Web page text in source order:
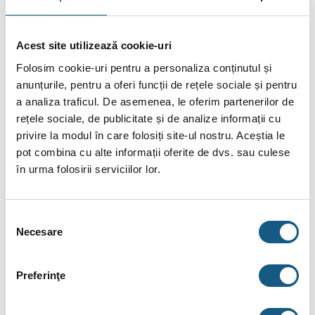
Acest site utilizează cookie-uri
Folosim cookie-uri pentru a personaliza conținutul și
anunțurile, pentru a oferi funcții de rețele sociale și pentru
a analiza traficul. De asemenea, le oferim partenerilor de
rețele sociale, de publicitate și de analize informații cu
privire la modul în care folosiți site-ul nostru. Aceștia le
pot combina cu alte informații oferite de dvs. sau culese
în urma folosirii serviciilor lor.
consimțământului
Necesare
Preferinţe
Cere Ofertă Preț
Trimite-ne ocerere de ofertă acum!
Plata în Rate prin Credit Instant
De la43.75lei/lună în lunare de latbi
bank
producător fără preaviz sau pot conține erori de operare.